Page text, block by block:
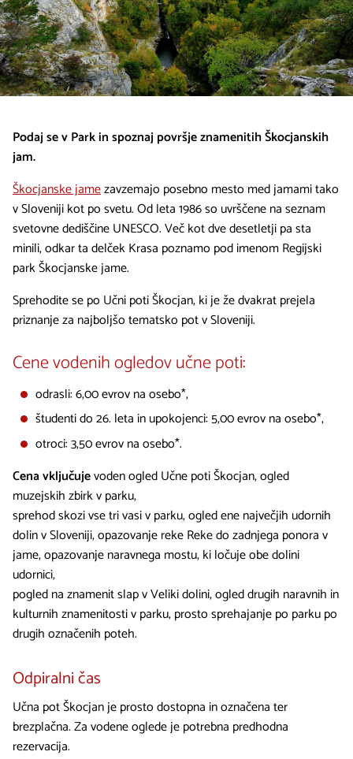
Podaj se v Park in spoznaj površje znamenitih Škocjanskih
jam.
Škocjanske jamezavzemajo posebno mesto med jamami tako
v Sloveniji kot po svetu. Od leta 1986 so uvrščene na seznam
svetovne dediščine UNESCO. Več kot dve desetletji pa sta
minili, odkar ta delček Krasa poznamo pod imenom Regijski
park Škocjanske jame.
Sprehodite se po Učni poti Škocjan, ki je že dvakrat prejela
priznanje za najboljšo tematsko pot v Sloveniji.
Cene vodenih ogledov učne poti:
odrasli: 6,00 evrov na osebo*,
študenti do 26. leta in upokojenci: 5,00 evrov na osebo*,
otroci: 3,50 evrov na osebo*.
Cena vključujevoden ogled Učne poti Škocjan, ogled
muzejskih zbirk v parku,
sprehod skozi vse tri vasi v parku, ogled ene največjih udornih
dolin v Sloveniji, opazovanje reke Reke do zadnjega ponora v
jame, opazovanje naravnega mostu, ki ločuje obe dolini
udornici,
pogled na znamenit slap v Veliki dolini, ogled drugih naravnih in
kulturnih znamenitosti v parku, prosto sprehajanje po parku po
drugih označenih poteh.
Odpiralni čas
Učna pot Škocjan je prosto dostopna in označena ter
brezplačna. Za vodene oglede je potrebna predhodna
rezervacija.